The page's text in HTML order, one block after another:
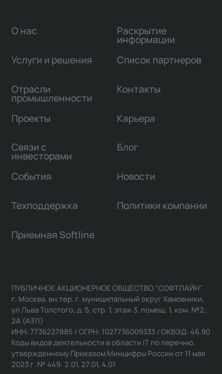
О нас
Услуги и решения
Отрасли
промышленности
Проекты
Связи с
инвесторами
Раскрытие
информации
Список партнеров
Контакты
Карьера
Блог
События Новости
Техподдержка Политики компании
Приемная Softline
ПУБЛИЧНОЕ АКЦИОНЕРНОЕ ОБЩЕСТВО "СОФТЛАЙН"
г. Москва, вн.тер. г. муниципальный округ Хамовники,
ул Льва Толстого, д. 5, стр. 1, этаж 3, помещ. 1, ком. №2,
2А (А311)
ИНН: 7736227885 / ОГРН: 1027736009333 / ОКВЭД: 46.90
Коды видов деятельности в области IT по перечню,
утвержденному Приказом Минцифры России от 11 мая
2023 г. № 449: 2.01, 27.01, 4.01